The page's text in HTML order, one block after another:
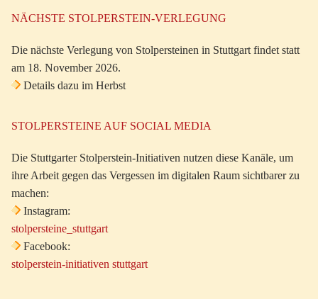
NÄCHSTE STOLPERSTEIN-VERLEGUNG
Die nächste Verlegung von Stolpersteinen in Stuttgart findet statt
am 18. November 2026.
Details dazu im Herbst
STOLPERSTEINE AUF SOCIAL MEDIA
Die Stuttgarter Stolperstein-Initiativen nutzen diese Kanäle, um
ihre Arbeit gegen das Vergessen im digitalen Raum sichtbarer zu
machen:
Instagram:
stolpersteine_stuttgart
Facebook:
stolperstein-initiativen stuttgart